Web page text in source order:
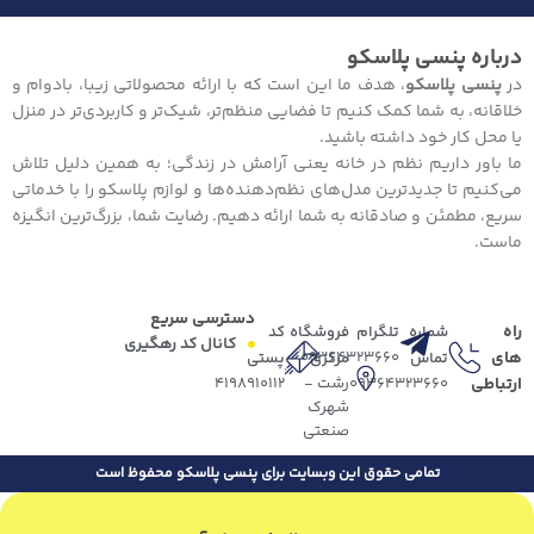
درباره پنسی پلاسکو
درپنسی پلاسکو، هدف ما این است که با ارائه محصولاتی زیبا، بادوام و
خلاقانه، به شما کمک کنیم تا فضایی منظم‌تر، شیک‌تر و کاربردی‌تر در منزل
یا محل کار خود داشته باشید.
ما باور داریم نظم در خانه یعنی آرامش در زندگی؛ به همین دلیل تلاش
می‌کنیم تا جدیدترین مدل‌های نظم‌دهنده‌ها و لوازم پلاسکو را با خدماتی
سریع، مطمئن و صادقانه به شما ارائه دهیم. رضایت شما، بزرگ‌ترین انگیزه
ماست.
دسترسی سریع
کانال کد رهگیری
راه
های
ارتباطی
شماره
تماس
09364323660
تلگرام
09364323660
فروشگاه
مرکزی
رشت -
شهرک
صنعتی
کد
پستی
4198910112
تمامی حقوق این وبسایت برای پنسی پلاسکو محفوظ است